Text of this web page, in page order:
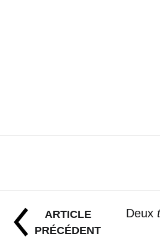
ARTICLE
PRÉCÉDENT
Deux